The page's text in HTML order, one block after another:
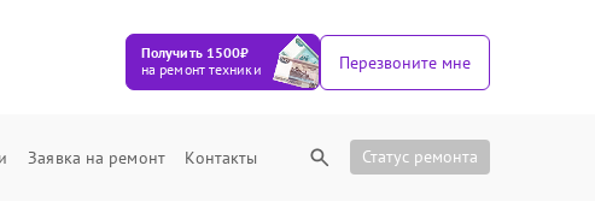
Получить 1500₽
на ремонт техники
Перезвоните мне
Заявка на ремонт Контакты Статус ремонта